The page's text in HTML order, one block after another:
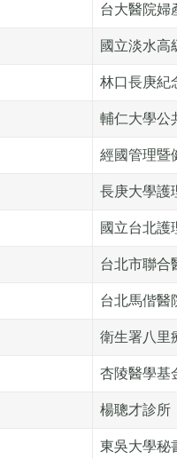
台大醫院婦
國立淡水高
林口長庚紀
輔仁大學公
經國管理暨
長庚大學護
國立台北護
台北市聯合
台北馬偕醫
衛生署八里
杏陵醫學基
楊聰才診所
東吳大學秘